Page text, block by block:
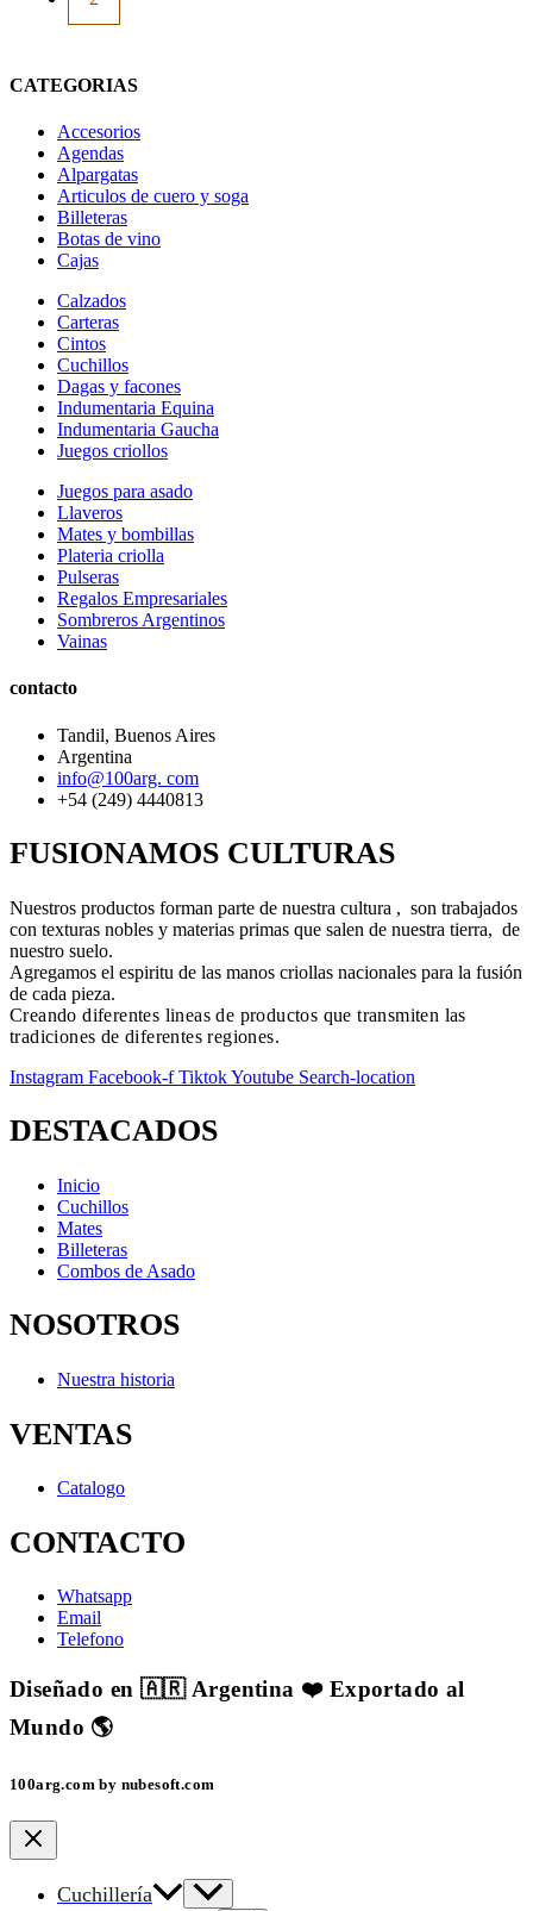
CATEGORIAS
Accesorios
Agendas
Alpargatas
Articulos de cuero y soga
Billeteras
Botas de vino
Cajas
Calzados
Carteras
Cintos
Cuchillos
Dagas y facones
Indumentaria Equina
Indumentaria Gaucha
Juegos criollos
Juegos para asado
Llaveros
Mates y bombillas
Plateria criolla
Pulseras
Regalos Empresariales
Sombreros Argentinos
Vainas
contacto
Tandil, Buenos Aires
Argentina
info@100arg. com
+54 (249) 4440813
FUSIONAMOS CULTURAS
Nuestros productos forman parte de nuestra cultura , son trabajados
con texturas nobles y materias primas que salen de nuestra tierra, de
nuestro suelo.
Agregamos el espiritu de las manos criollas nacionales para la fusión
de cada pieza.
Creando diferentes lineas de productos que transmiten las
tradiciones de diferentes regiones.
Instagram Facebook-f TiktokYoutube Search-location
DESTACADOS
Inicio
Cuchillos
Mates
Billeteras
Combos de Asado
NOSOTROS
Nuestra historia
VENTAS
Catalogo
CONTACTO
Whatsapp
Email
Telefono
Diseñado en 🇦🇷 Argentina ❤️ Exportado al
Mundo 🌎
100arg.com by nubesoft.com
Cuchillería